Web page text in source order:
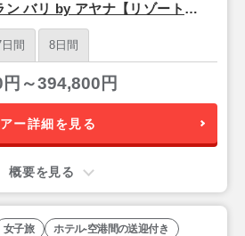
ン バリ by アヤナ【リゾートビ
島5日間
間 8日間
～394,800円
ー詳細を見る
概要を見る
女子旅 ホテル-空港間の送迎付き